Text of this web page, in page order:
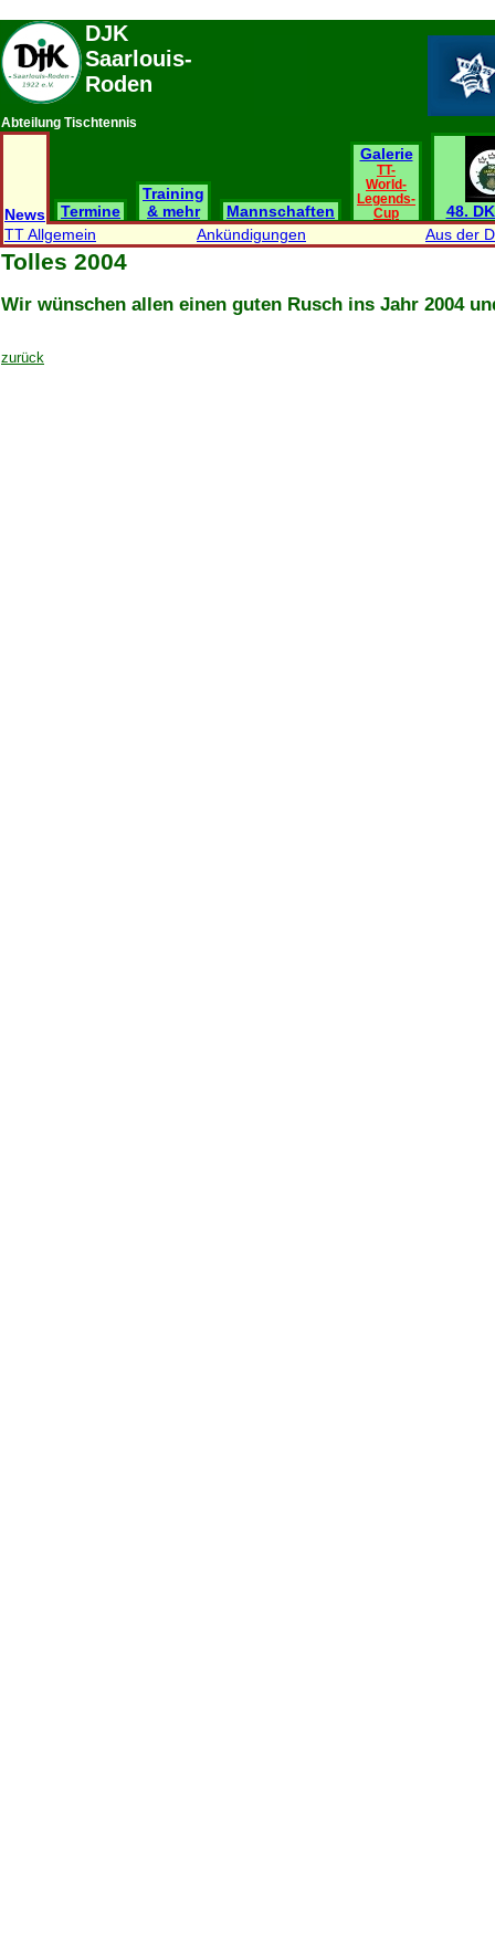
DJK
Saarlouis-
Roden
Abteilung Tischtennis
News Termine
Training
& mehr
Mannschaften
Galerie
TT-
World-
Legends-
Cup
48.
TT Allgemein
Ankündigungen Aus der
Tolles 2004
Wir wünschen allen einen guten Rusch ins Jahr 2004
zurück